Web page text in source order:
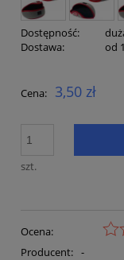
Dostępność:
Dostawa:
od
Cena nie
Cena: 3,50 zł
szt.
Ocena:
Producent: -